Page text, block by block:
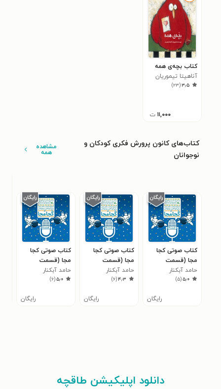
کتاب بچه‌ی همه
آناهیتا تیموریان
۳٫۵(۲۳)
۱۱,۰۰۰ ت
کتاب‌های کانون پرورش فکری کودکان و
نوجوانان
مشاهده
همه
کتاب صوتی کجا
مجا (قسمت
سیزدهم)
حامد آبکنار
غضنفری
۵٫۰(۵)
رایگان
کتاب صوتی کجا
مجا (قسمت
دوازدهم)
حامد آبکنار
غضنفری
۴٫۳(۶)
رایگان
کتاب صوتی کجا
مجا (قسمت
یازدهم)
حامد آبکنار
غضنفری
۵٫۰(۶)
رایگان
دانلود اپلیکیشن طاقچه